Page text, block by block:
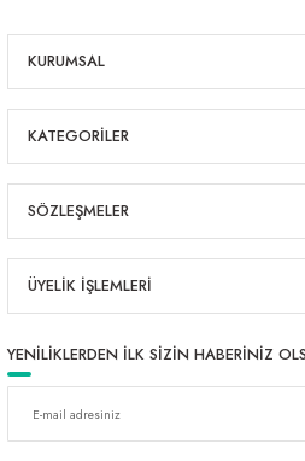
KURUMSAL
KATEGORİLER
SÖZLEŞMELER
ÜYELİK İŞLEMLERİ
YENİLİKLERDEN İLK SİZİN HABERİNİZ